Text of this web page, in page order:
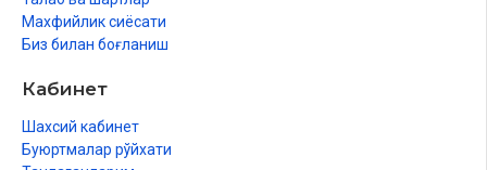
Махфийлик сиёсати
Биз билан боғланиш
Кабинет
Шахсий кабинет
Буюртмалар рўйхати